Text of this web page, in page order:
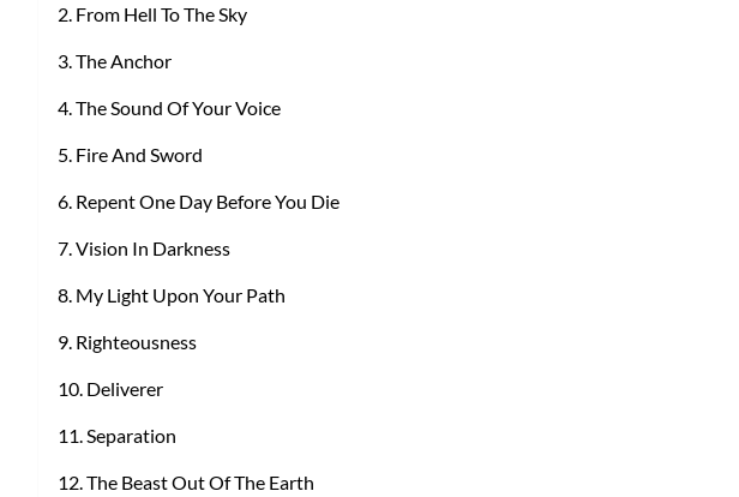
2. From Hell To The Sky
3. The Anchor
4. The Sound Of Your Voice
5. Fire And Sword
6. Repent One Day Before You Die
7. Vision In Darkness
8. My Light Upon Your Path
9. Righteousness
10. Deliverer
11. Separation
12. The Beast Out Of The Earth